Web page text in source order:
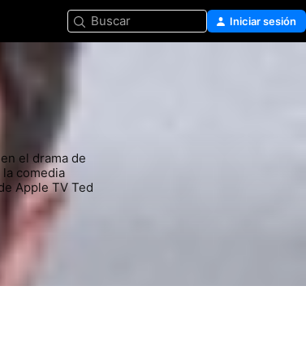
Buscar Iniciar sesión
el drama de
comedia
Apple TV Ted